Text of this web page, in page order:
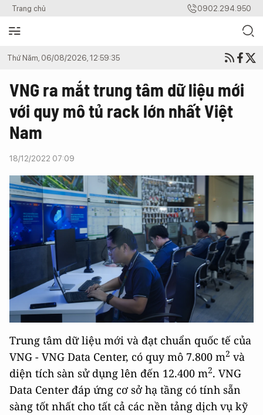
Trang chủ 0902.294.950
Thứ Năm, 06/08/2026, 12:59:35
VNG ra mắt trung tâm dữ liệu mới
với quy mô tủ rack lớn nhất Việt
Nam
18/12/2022 07:09
Trung tâm dữ liệu mới và đạt chuẩn quốc tế của
VNG - VNG Data Center, có quy mô 7.800 m2 và
diện tích sàn sử dụng lên đến 12.400 m2. VNG
Data Center đáp ứng cơ sở hạ tầng có tính sẵn
sàng tốt nhất cho tất cả các nền tảng dịch vụ kỹ